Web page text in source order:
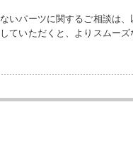
いパーツに関するご相談は、
ていただくと、よりスムーズ